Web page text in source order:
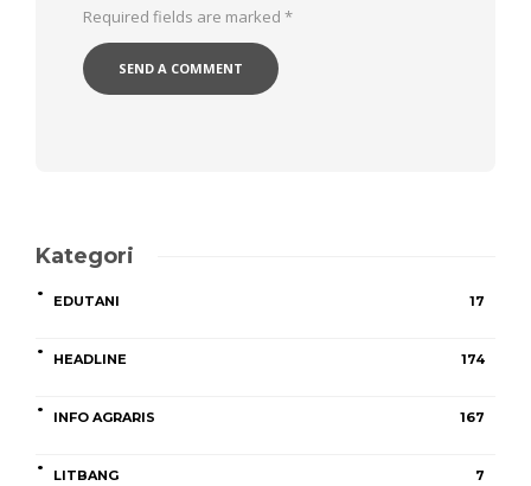
Required fields are marked *
Kategori
EDUTANI 17
HEADLINE 174
INFO AGRARIS 167
LITBANG 7